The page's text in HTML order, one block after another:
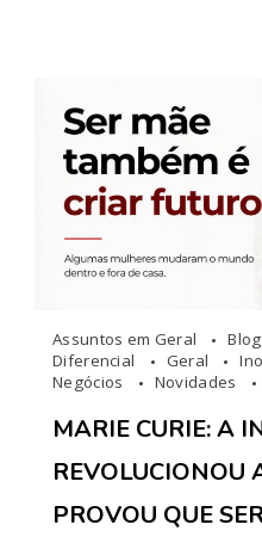
Assuntos em Geral Blog
Diferencial
Geral
Negócios
Novidades
MARIE CURIE: A
REVOLUCIONOU
PROVOU QUE